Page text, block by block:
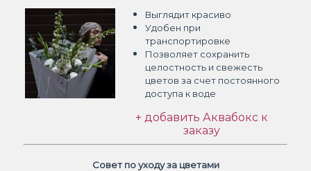
Выглядит красиво
Удобен при
транспортировке
Позволяет сохранить
целостность и свежесть
цветов за счет постоянного
доступа к воде
+ добавить Аквабокс к
заказу
Совет по уходу за цветами